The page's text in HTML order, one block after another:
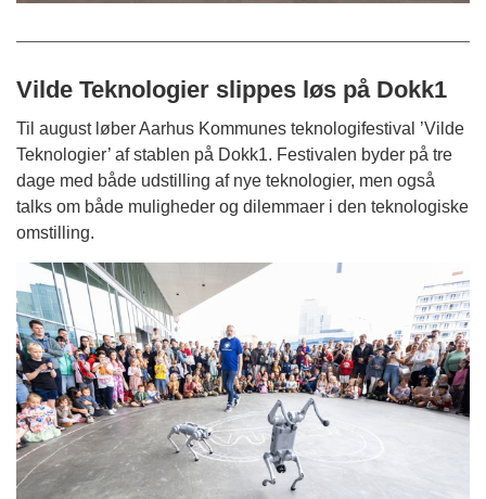
Vilde Teknologier slippes løs på Dokk1
Til august løber Aarhus Kommunes teknologifestival ’Vilde
Teknologier’ af stablen på Dokk1. Festivalen byder på tre
dage med både udstilling af nye teknologier, men også
talks om både muligheder og dilemmaer i den teknologiske
omstilling.